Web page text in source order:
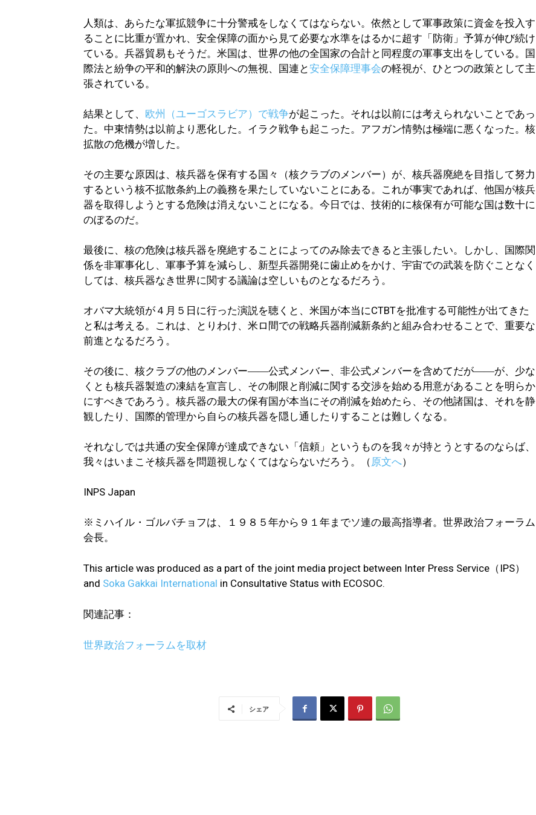
人類は、あらたな軍拡競争に十分警戒をしなくてはならない。依然として軍事政策に資金を投入す
ることに比重が置かれ、安全保障の面から見て必要な水準をはるかに超す「防衛」予算が伸び続け
ている。兵器貿易もそうだ。米国は、世界の他の全国家の合計と同程度の軍事支出をしている。国
際法と紛争の平和的解決の原則への無視、国連と安全保障理事会の軽視が、ひとつの政策として主
張されている。
結果として、 欧州（ユーゴスラビア）で戦争が起こった。それは以前には考えられないことであっ
た。中東情勢は以前より悪化した。イラク戦争も起こった。アフガン情勢は極端に悪くなった。核
拡散の危機が増した。
その主要な原因は、核兵器を保有する国々（核クラブのメンバー）が、核兵器廃絶を目指して努力
するという核不拡散条約上の義務を果たしていないことにある。これが事実であれば、他国が核兵
器を取得しようとする危険は消えないことになる。今日では、技術的に核保有が可能な国は数十に
のぼるのだ。
最後に、核の危険は核兵器を廃絶することによってのみ除去できると主張したい。しかし、国際関
係を非軍事化し、軍事予算を減らし、新型兵器開発に歯止めをかけ、宇宙での武装を防ぐことなく
しては、核兵器なき世界に関する議論は空しいものとなるだろう。
オバマ大統領が４月５日に行った演説を聴くと、米国が本当にCTBTを批准する可能性が出てきた
と私は考える。これは、とりわけ、米ロ間での戦略兵器削減新条約と組み合わせることで、重要な
前進となるだろう。
その後に、核クラブの他のメンバー――公式メンバー、非公式メンバーを含めてだが――が、少な
くとも核兵器製造の凍結を宣言し、その制限と削減に関する交渉を始める用意があることを明らか
にすべきであろう。核兵器の最大の保有国が本当にその削減を始めたら、その他諸国は、それを静
観したり、国際的管理から自らの核兵器を隠し通したりすることは難しくなる。
それなしでは共通の安全保障が達成できない「信頼」というものを我々が持とうとするのならば、
我々はいまこそ核兵器を問題視しなくてはならないだろう。（ 原文へ）
INPS Japan
※ミハイル・ゴルバチョフは、１９８５年から９１年までソ連の最高指導者。世界政治フォーラム
会長。
This article was produced as a part of the joint media project between Inter Press Service（IPS）
and Soka Gakkai International in Consultative Status with ECOSOC.
関連記事：
世界政治フォーラムを取材
シェア